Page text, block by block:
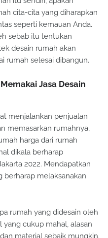
cita-cita yang diharapkan
seperti kemauan Anda.
sebab itu tentukan
desain rumah akan
rumah selesai dibangun.
Jasa Desain
menjalankan penjualan
memasarkan rumahnya,
harga dari rumah
dikala berharap
2022. Mendapatkan
berharap melaksanakan
rumah yang didesain oleh
cukup mahal, alasan
material sebaik mungkin.